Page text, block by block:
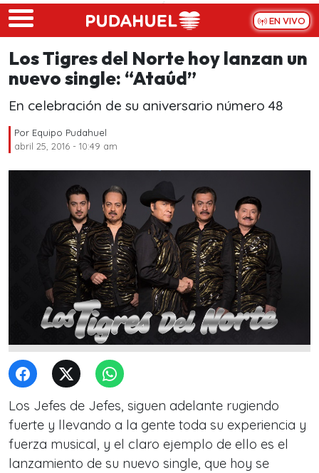
Skip to main content
EN VIVO
Los Tigres del Norte hoy lanzan un
nuevo single: “Ataúd”
En celebración de su aniversario número 48
Por Equipo Pudahuel
abril 25, 2016 - 10:49 am
Los Jefes de Jefes, siguen adelante rugiendo
fuerte y llevando a la gente toda su experiencia y
fuerza musical, y el claro ejemplo de ello es el
lanzamiento de su nuevo single, que hoy se